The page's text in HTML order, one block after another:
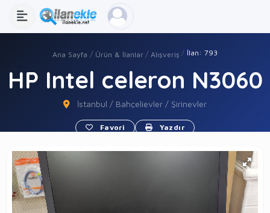
Ana Sayfa Ürün & İlanlar Alışveriş İlan: 793
HP Intel celeron N3060
İstanbul / Bahçelievler / Şirinevler
Favori Yazdır